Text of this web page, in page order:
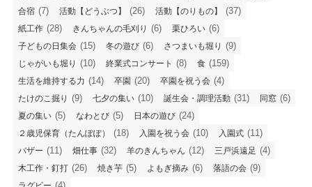
合宿 (7) 活動【どうぶつ】 (26) 活動【のりもの】 (37)
紙工作 (28) きんちゃんの毛刈り (6) 栗ひろい (6)
子どもの日集会 (15) 冬の遊び (6) さつまいも堀り (9)
じゃがいも堀り (10) 終業式コンサート (8) 食 (159)
生活を維持する力 (14) 卒園 (20) 卒園を祝う会 (4)
たけのこ掘り (9) 七夕の集い (10) 誕生会・調理活動 (31) 同窓 (6)
夏の集い (5) なわとび (5) 日本の遊び (24)
２歳児保育（たんぽぽ） (18) 入園を祝う会 (10) 入園式 (11)
バザー (11) 畑仕事 (32) 羊のきんちゃん (12) 三戸浜遠足 (4)
木工作・釘打 (26) 焼き芋 (5) よもぎ摘み (6) 落語の会 (9)